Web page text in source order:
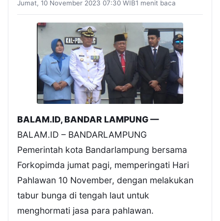
Jumat, 10 November 2023 07:30 WIB1 menit baca
BALAM.ID, BANDAR LAMPUNG —
BALAM.ID – BANDARLAMPUNG
Pemerintah kota Bandarlampung bersama
Forkopimda jumat pagi, memperingati Hari
Pahlawan 10 November, dengan melakukan
tabur bunga di tengah laut untuk
menghormati jasa para pahlawan.